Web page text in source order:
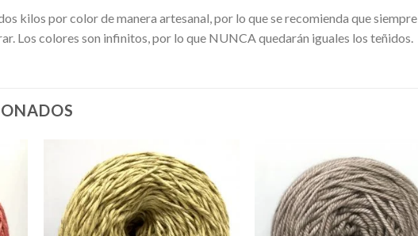
kilos por color de manera artesanal, por lo que se recomienda que
Los colores son infinitos, por lo que NUNCA quedarán iguales los teñidos.